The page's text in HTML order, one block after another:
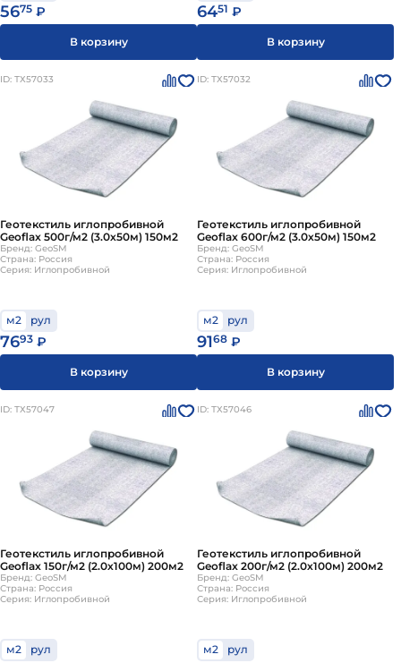
5675 ₽
В корзину
6451 ₽
В корзину
ID: ТХ57033
Геотекстиль иглопробивной
Geoflax 500г/м2 (3.0х50м) 150м2
Бренд: GeoSM
Страна: Россия
Серия: Иглопробивной
м2 рул
7693 ₽
В корзину
ID: ТХ57032
Геотекстиль иглопробивной
Geoflax 600г/м2 (3.0х50м) 150м2
Бренд: GeoSM
Страна: Россия
Серия: Иглопробивной
м2 рул
9168 ₽
В корзину
ID: ТХ57047
Геотекстиль иглопробивной
Geoflax 150г/м2 (2.0х100м) 200м2
Бренд: GeoSM
Страна: Россия
Серия: Иглопробивной
м2 рул
ID: ТХ57046
Геотекстиль иглопробивной
Geoflax 200г/м2 (2.0х100м) 200м2
Бренд: GeoSM
Страна: Россия
Серия: Иглопробивной
м2 рул